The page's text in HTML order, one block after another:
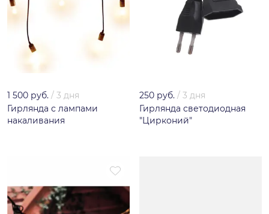
1 500 руб. / 3 дня
Гирлянда с лампами
накаливания
250 руб. / 3 дня
Гирлянда светодиодная
"Цирконий"